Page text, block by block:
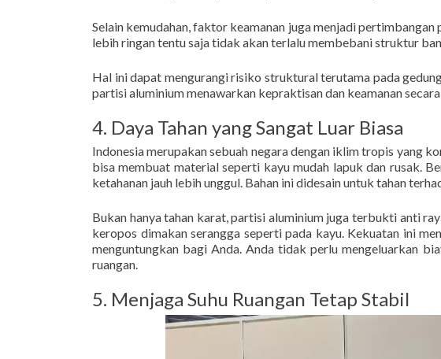
Selain kemudahan, faktor keamanan juga menjadi
lebih ringan tentu saja tidak akan terlalu membebani struktur
Hal ini dapat mengurangi risiko struktural terutama pada
partisi aluminium menawarkan kepraktisan dan keamanan
4. Daya Tahan yang Sangat Luar Biasa
Indonesia merupakan sebuah negara dengan iklim tropis yang
bisa membuat material seperti kayu mudah lapuk dan rusak.
ketahanan jauh lebih unggul. Bahan ini didesain untuk tahan
Bukan hanya tahan karat, partisi aluminium juga terbukti anti
keropos dimakan serangga seperti pada kayu. Kekuatan ini
menguntungkan bagi Anda. Anda tidak perlu mengeluarkan
ruangan.
5. Menjaga Suhu Ruangan Tetap Stabil